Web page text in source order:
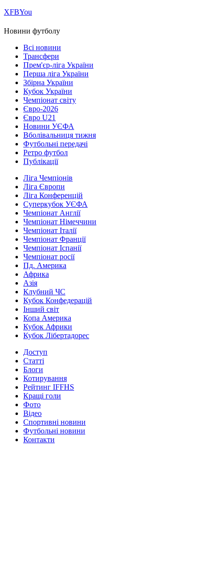
ХFBYou
Новини футболу
Всі новини
Трансфери
Прем'єр-ліга України
Перша ліга України
Збірна України
Кубок України
Чемпіонат світу
Євро-2026
Євро U21
Новини УЄФА
Вболівальниця тижня
Футбольні передачі
Ретро футбол
Публікації
Ліга Чемпіонів
Ліга Європи
Ліга Конференцій
Суперкубок УЄФА
Чемпіонат Англії
Чемпіонат Німеччини
Чемпіонат Італії
Чемпіонат Франції
Чемпіонат Іспанії
Чемпіонат росії
Пд. Америка
Африка
Азія
Клубний ЧС
Кубок Конфедерацій
Інший світ
Копа Америка
Кубок Африки
Кубок Лібертадорес
Доступ
Статті
Блоги
Котирування
Рейтинг IFFHS
Кращі голи
Фото
Відео
Спортивні новини
Футбольні новини
Контакти